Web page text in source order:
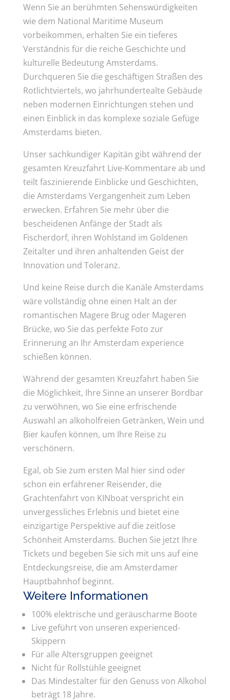
Wenn Sie an berühmten Sehenswürdigkeiten
wie dem National Maritime Museum
vorbeikommen, erhalten Sie ein tieferes
Verständnis für die reiche Geschichte und
kulturelle Bedeutung Amsterdams.
Durchqueren Sie die geschäftigen Straßen des
Rotlichtviertels, wo jahrhundertealte Gebäude
neben modernen Einrichtungen stehen und
einen Einblick in das komplexe soziale Gefüge
Amsterdams bieten.
Unser sachkundiger Kapitän gibt während der
gesamten Kreuzfahrt Live-Kommentare ab und
teilt faszinierende Einblicke und Geschichten,
die Amsterdams Vergangenheit zum Leben
erwecken. Erfahren Sie mehr über die
bescheidenen Anfänge der Stadt als
Fischerdorf, ihren Wohlstand im Goldenen
Zeitalter und ihren anhaltenden Geist der
Innovation und Toleranz.
Und keine Reise durch die Kanäle Amsterdams
wäre vollständig ohne einen Halt an der
romantischen Magere Brug oder Mageren
Brücke, wo Sie das perfekte Foto zur
Erinnerung an Ihr Amsterdam experience
schießen können.
Während der gesamten Kreuzfahrt haben Sie
die Möglichkeit, Ihre Sinne an unserer Bordbar
zu verwöhnen, wo Sie eine erfrischende
Auswahl an alkoholfreien Getränken, Wein und
Bier kaufen können, um Ihre Reise zu
verschönern.
Egal, ob Sie zum ersten Mal hier sind oder
schon ein erfahrener Reisender, die
Grachtenfahrt von KINboat verspricht ein
unvergessliches Erlebnis und bietet eine
einzigartige Perspektive auf die zeitlose
Schönheit Amsterdams. Buchen Sie jetzt Ihre
Tickets und begeben Sie sich mit uns auf eine
Entdeckungsreise, die am Amsterdamer
Hauptbahnhof beginnt.
Weitere Informationen
100% elektrische und geräuscharme Boote
Live geführt von unseren experienced-
Skippern
Für alle Altersgruppen geeignet
Nicht für Rollstühle geeignet
Das Mindestalter für den Genuss von Alkohol
beträgt 18 Jahre.